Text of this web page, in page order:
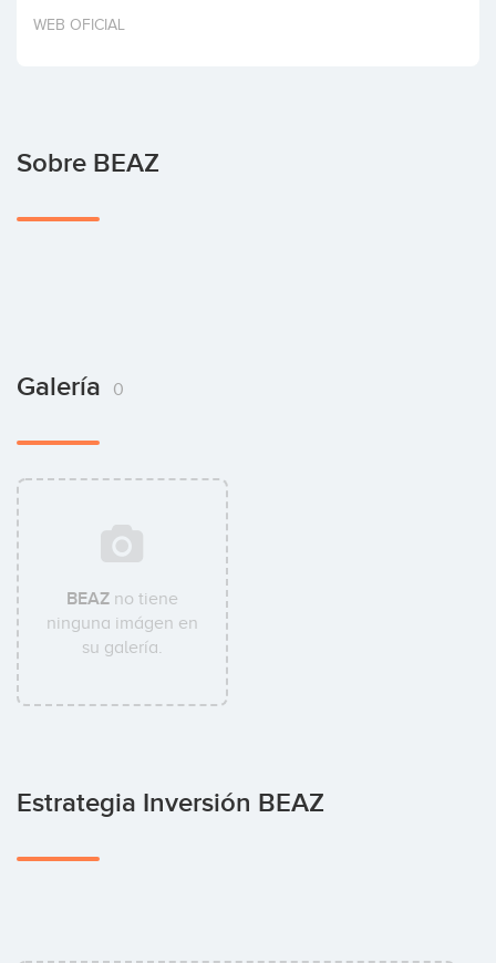
Invertir
WEB OFICIAL
Sobre BEAZ
Galería 0
BEAZ no tiene
ninguna imágen en
su galería.
Estrategia Inversión BEAZ